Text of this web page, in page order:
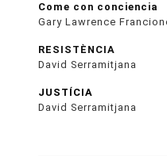
Come con conciencia
Gary Lawrence
RESISTÈNCIA
David Serramitjana
JUSTÍCIA
David Serramitjana